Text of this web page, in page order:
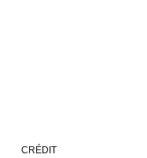
CRÉDIT